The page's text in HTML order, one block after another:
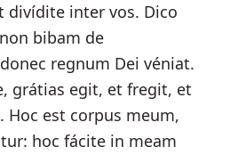
divídite inter vos. Dico
bibam de
regnum Dei véniat.
grátias egit, et fregit, et
Hoc est corpus meum,
hoc fácite in meam